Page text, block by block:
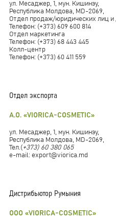
ул. Месаджер, 1, мун. Кишинэу,
Республика Молдова, MD-2069,
Отдел продаж/юридических лиц и
Телефон: (+373) 609 600 814
Отдел маркетинга
Телефон: (+373) 68 443 445
Колл-центр
Телефон: (+373) 60 411 559
Отдел экспорта
А.О. «VIORICA-COSMETIC»
ул. Месаджер, 1, мун. Кишинэу,
Республика Молдова, MD-2069,
Тел.(+373) 60 380 065
e-mail: export@viorica.md
Дистрибьютор Румыния
ООО «VIORICA-COSMETIC»